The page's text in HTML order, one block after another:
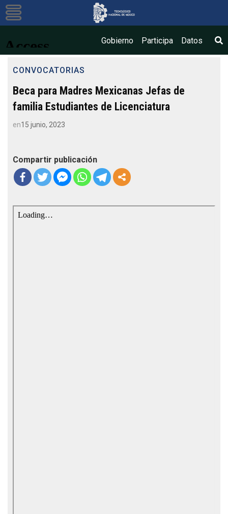
Gobierno Participa Datos
CONVOCATORIAS
Beca para Madres Mexicanas Jefas de
familia Estudiantes de Licenciatura
en15 junio, 2023
Compartir publicación